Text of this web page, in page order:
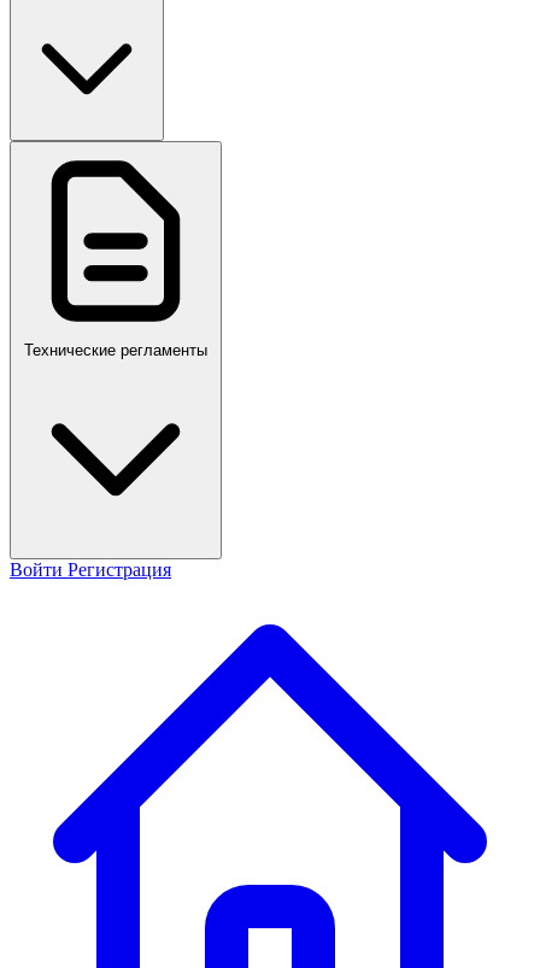
ПР,Р,ПМГ,РМГ
Технические регламенты
Войти Регистрация